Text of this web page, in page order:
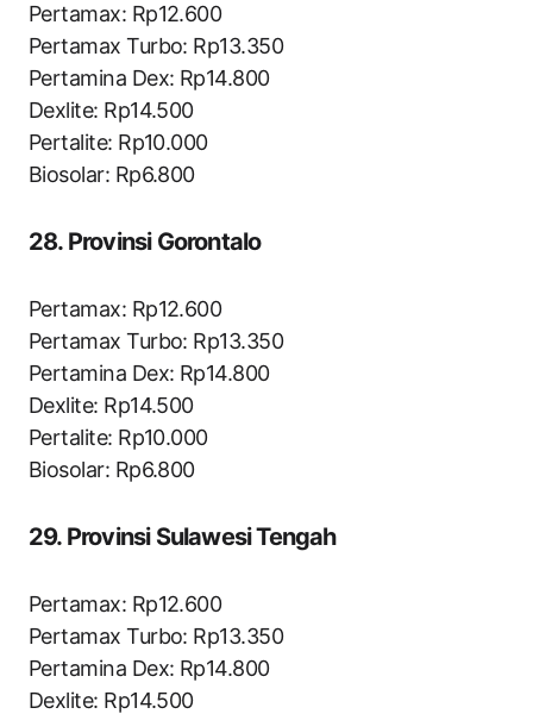
Pertamax: Rp12.600
Pertamax Turbo: Rp13.350
Pertamina Dex: Rp14.800
Dexlite: Rp14.500
Pertalite: Rp10.000
Biosolar: Rp6.800
28. Provinsi Gorontalo
Pertamax: Rp12.600
Pertamax Turbo: Rp13.350
Pertamina Dex: Rp14.800
Dexlite: Rp14.500
Pertalite: Rp10.000
Biosolar: Rp6.800
29. Provinsi Sulawesi Tengah
Pertamax: Rp12.600
Pertamax Turbo: Rp13.350
Pertamina Dex: Rp14.800
Dexlite: Rp14.500